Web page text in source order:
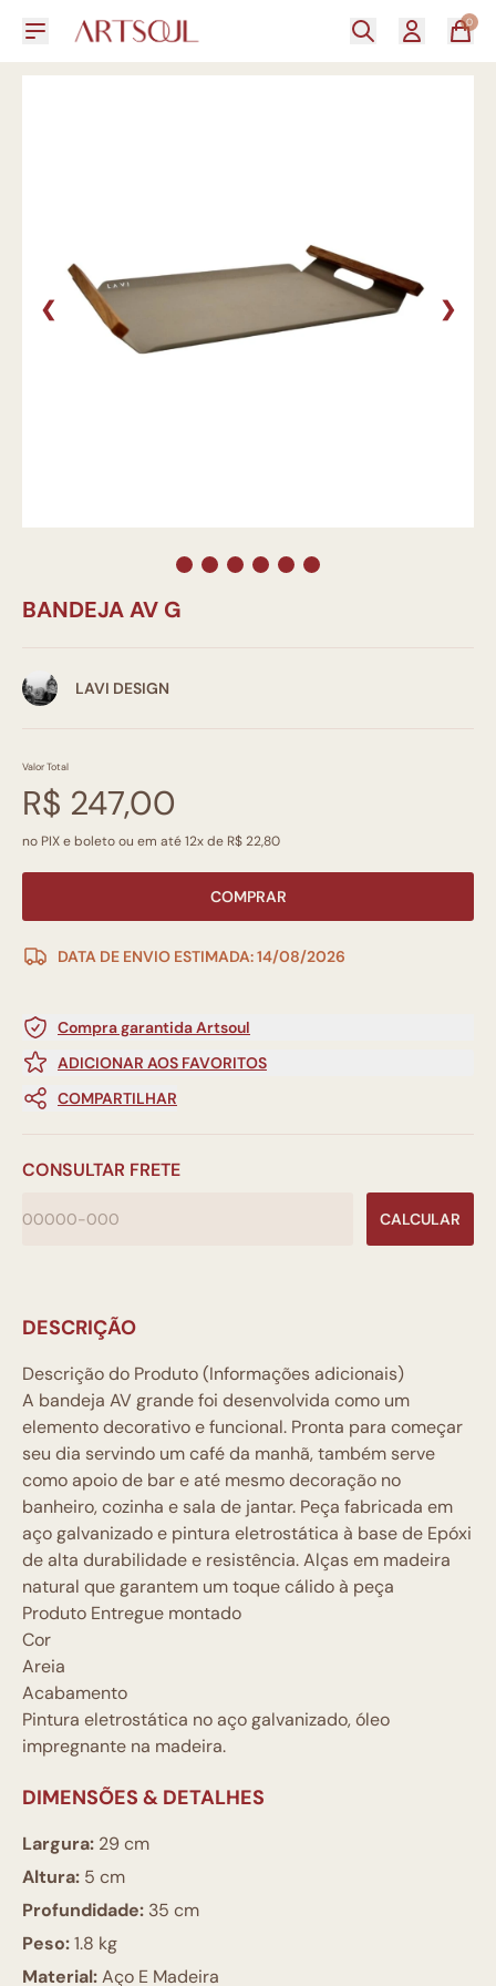
0
❮ ❯
BANDEJA AV G
LAVI DESIGN
Valor Total
R$ 247,00
no PIX e boleto ou em até 12x de R$ 22,80
COMPRAR
DATA DE ENVIO ESTIMADA: 14/08/2026
Compra garantida Artsoul
ADICIONAR AOS FAVORITOS
COMPARTILHAR
CONSULTAR FRETE
CALCULAR
DESCRIÇÃO
Descrição do Produto (Informações adicionais)
A bandeja AV grande foi desenvolvida como um
elemento decorativo e funcional. Pronta para começar
seu dia servindo um café da manhã, também serve
como apoio de bar e até mesmo decoração no
banheiro, cozinha e sala de jantar. Peça fabricada em
aço galvanizado e pintura eletrostática à base de Epóxi
de alta durabilidade e resistência. Alças em madeira
natural que garantem um toque cálido à peça
Produto Entregue montado
Cor
Areia
Acabamento
Pintura eletrostática no aço galvanizado, óleo
impregnante na madeira.
DIMENSÕES & DETALHES
Largura: 29 cm
Altura: 5 cm
Profundidade: 35 cm
Peso:1.8 kg
Material:Aço E Madeira